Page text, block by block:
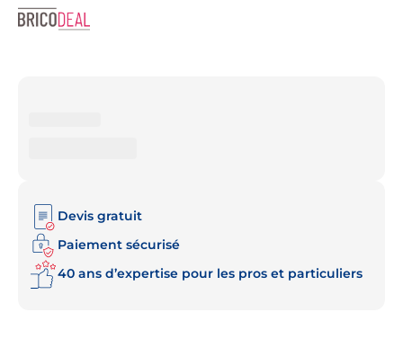
Devis gratuit
Paiement sécurisé
40 ans d’expertise pour les pros et particuliers